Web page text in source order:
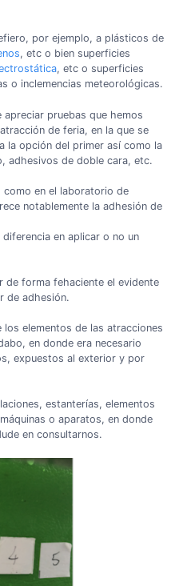
por ejemplo, a plásticos de
, etc o bien superficies
, etc o superficies
o inclemencias meteorológicas.
pruebas que hemos
de feria, en la que se
la opción del primer así como la
adhesivos de doble cara, etc.
como en el laboratorio de
notablemente la adhesión de
en aplicar o no un
de forma fehaciente el evidente
de adhesión.
los elementos de las atracciones
en donde era necesario
expuestos al exterior y por
estanterías, elementos
o aparatos, en donde
en consultarnos.